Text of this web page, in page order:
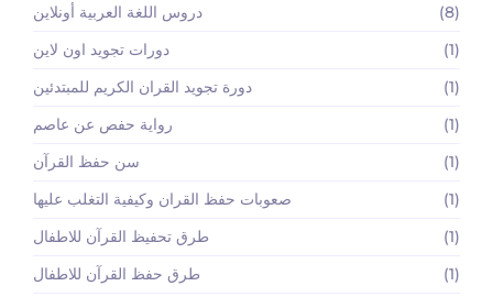
دروس اللغة العربية أونلاين
(8)
دورات تجويد اون لاين
(1)
دورة تجويد القران الكريم للمبتدئين
(1)
رواية حفص عن عاصم
(1)
سن حفظ القرآن
(1)
صعوبات حفظ القران وكيفية التغلب عليها
(1)
طرق تحفيظ القرآن للاطفال
(1)
طرق حفظ القرآن للاطفال
(1)